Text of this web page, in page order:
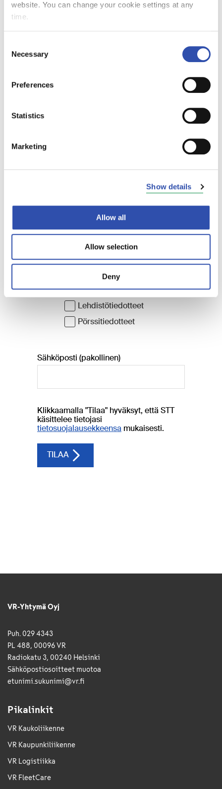
website. You can change your cookie settings at any
time.
Selection
Necessary
Preferences
Statistics
Marketing
Show details
Allow all
Allow selection
Deny
on lisäjuna Helsinkiin. Pitkäperjantaina 29.3.
noudatetaan sunnuntain aikatauluja.
normaaliaikataulu. Helsingistä Kolariin voi
pääsiäispäivänä 31.3. junat kulkevat sunnuntain
aikataulujen mukaan. Yöjunaliikenteessä on
pääsiäispäivänä 1.4. junat liikennöivät
sunnuntaiaikataulujen mukaan. Liikenteessä on
VR-Yhtymä Oyj
Puh. 029 4343
PL 488, 00096 VR
Radiokatu 3, 00240 Helsinki
Sähkö­posti­osoitteet muotoa
etunimi.sukunimi@vr.fi
Pikalinkit
VR Kaukoliikenne
VR Kaupunkiliikenne
VR Logistiikka
VR FleetCare